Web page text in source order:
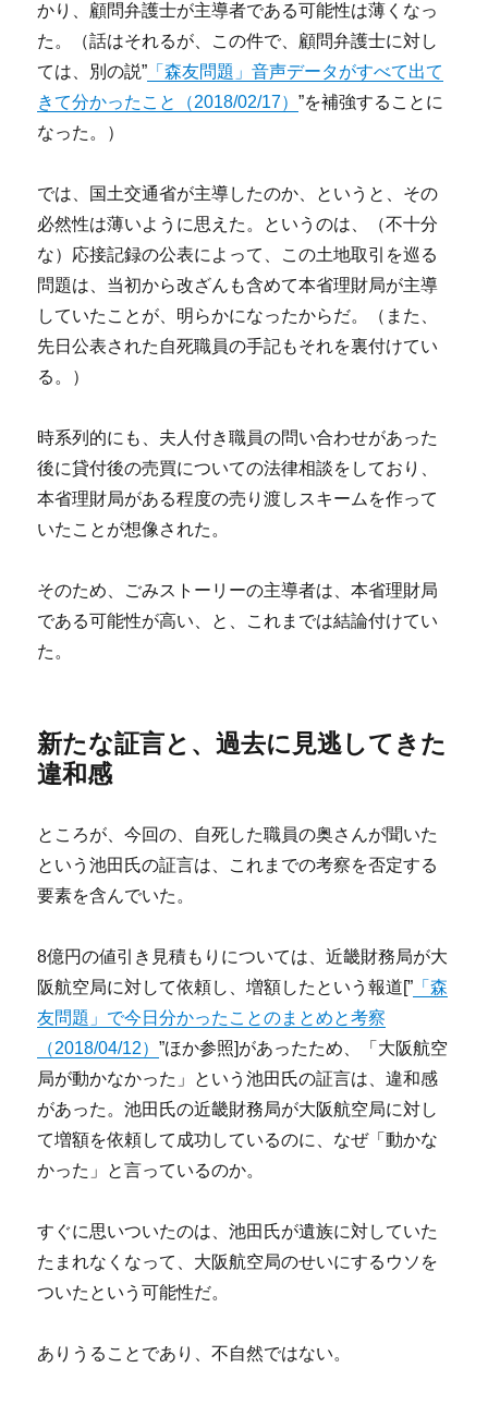
かり、顧問弁護士が主導者である可能性は薄くなっ
た。（話はそれるが、この件で、顧問弁護士に対し
ては、別の説” 「森友問題」音声データがすべて出て
きて分かったこと（2018/02/17）”を補強することに
なった。）
では、国土交通省が主導したのか、というと、その
必然性は薄いように思えた。というのは、（不十分
な）応接記録の公表によって、この土地取引を巡る
問題は、当初から改ざんも含めて本省理財局が主導
していたことが、明らかになったからだ。（また、
先日公表された自死職員の手記もそれを裏付けてい
る。）
時系列的にも、夫人付き職員の問い合わせがあった
後に貸付後の売買についての法律相談をしており、
本省理財局がある程度の売り渡しスキームを作って
いたことが想像された。
そのため、ごみストーリーの主導者は、本省理財局
である可能性が高い、と、これまでは結論付けてい
た。
新たな証言と、過去に見逃してきた
違和感
ところが、今回の、自死した職員の奥さんが聞いた
という池田氏の証言は、これまでの考察を否定する
要素を含んでいた。
8億円の値引き見積もりについては、近畿財務局が大
阪航空局に対して依頼し、増額したという報道[” 「森
友問題」で今日分かったことのまとめと考察
（2018/04/12）”ほか参照]があったため、「大阪航空
局が動かなかった」という池田氏の証言は、違和感
があった。池田氏の近畿財務局が大阪航空局に対し
て増額を依頼して成功しているのに、なぜ「動かな
かった」と言っているのか。
すぐに思いついたのは、池田氏が遺族に対していた
たまれなくなって、大阪航空局のせいにするウソを
ついたという可能性だ。
ありうることであり、不自然ではない。